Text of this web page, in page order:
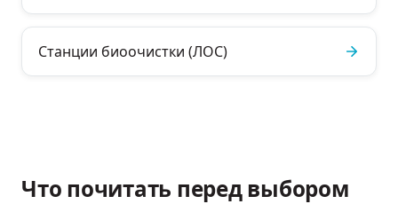
Станции биоочистки (ЛОС)
Что почитать перед выбором